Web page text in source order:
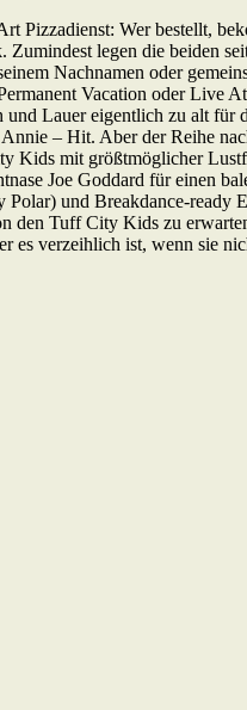
Pizzadienst: Wer bestellt,
legen die beiden
Nachnamen oder
Vacation oder
und Lauer eigentlich zu alt
– Hit. Aber der Reihe
Kids mit größtmöglicher
Joe Goddard für einen
und Breakdance-
den Tuff City Kids zu
es verzeihlich ist, wenn sie